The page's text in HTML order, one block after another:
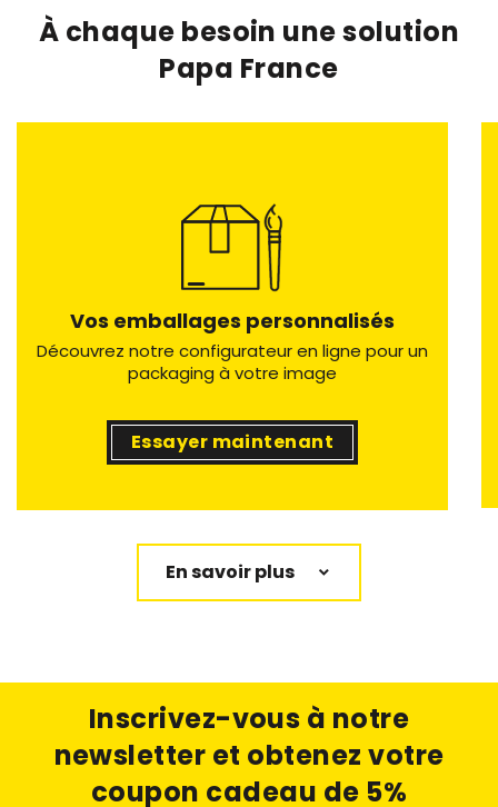
À chaque besoin une solution
Papa France
Vos emballages personnalisés
Découvrez notre configurateur en ligne pour un
packaging à votre image
Essayer maintenant
En savoir plus
Inscrivez-vous à notre
newsletter et obtenez votre
coupon cadeau de 5%